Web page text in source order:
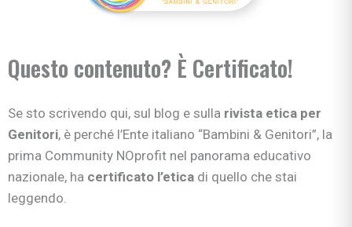
Questo contenuto? È Certificato!
Se sto scrivendo qui, sul blog e sulla rivista etica per
Genitori, è perché l’Ente italiano “Bambini & Genitori”, la
prima Community NOprofit nel panorama educativo
nazionale, ha certificato l’etica di quello che stai
leggendo.